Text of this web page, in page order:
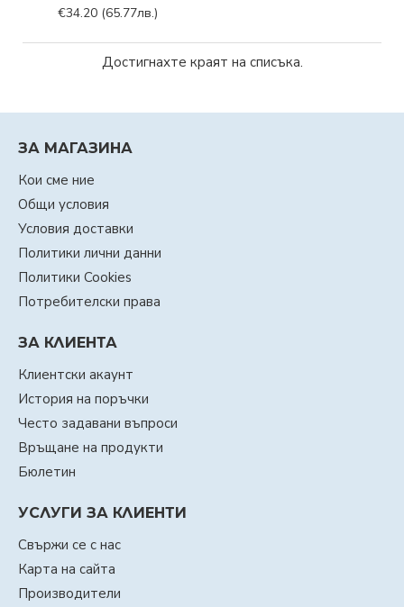
€34.20 (65.77лв.)
Достигнахте краят на списъка.
ЗА МАГАЗИНА
Кои сме ние
Общи условия
Условия доставки
Политики лични данни
Политики Cookies
Потребителски права
ЗА КЛИЕНТА
Клиентски акаунт
История на поръчки
Често задавани въпроси
Връщане на продукти
Бюлетин
УСЛУГИ ЗА КЛИЕНТИ
Свържи се с нас
Карта на сайта
Производители